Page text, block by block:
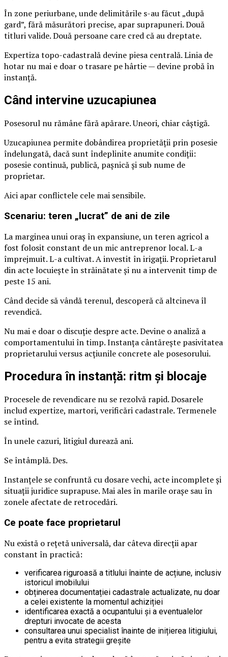
În zone periurbane, unde delimitările s-au făcut „după
gard”, fără măsurători precise, apar suprapuneri. Două
titluri valide. Două persoane care cred că au dreptate.
Expertiza topo-cadastrală devine piesa centrală. Linia de
hotar nu mai e doar o trasare pe hârtie — devine probă în
instanță.
Când intervine uzucapiunea
Posesorul nu rămâne fără apărare. Uneori, chiar câștigă.
Uzucapiunea permite dobândirea proprietății prin posesie
îndelungată, dacă sunt îndeplinite anumite condiții:
posesie continuă, publică, pașnică și sub nume de
proprietar.
Aici apar conflictele cele mai sensibile.
Scenariu: teren „lucrat” de ani de zile
La marginea unui oraș în expansiune, un teren agricol a
fost folosit constant de un mic antreprenor local. L-a
împrejmuit. L-a cultivat. A investit în irigații. Proprietarul
din acte locuiește în străinătate și nu a intervenit timp de
peste 15 ani.
Când decide să vândă terenul, descoperă că altcineva îl
revendică.
Nu mai e doar o discuție despre acte. Devine o analiză a
comportamentului în timp. Instanța cântărește pasivitatea
proprietarului versus acțiunile concrete ale posesorului.
Procedura în instanță: ritm și blocaje
Procesele de revendicare nu se rezolvă rapid. Dosarele
includ expertize, martori, verificări cadastrale. Termenele
se întind.
În unele cazuri, litigiul durează ani.
Se întâmplă. Des.
Instanțele se confruntă cu dosare vechi, acte incomplete și
situații juridice suprapuse. Mai ales în marile orașe sau în
zonele afectate de retrocedări.
Ce poate face proprietarul
Nu există o rețetă universală, dar câteva direcții apar
constant în practică:
verificarea riguroasă a titlului înainte de acțiune, inclusiv
istoricul imobilului
obținerea documentației cadastrale actualizate, nu doar
a celei existente la momentul achiziției
identificarea exactă a ocupantului și a eventualelor
drepturi invocate de acesta
consultarea unui specialist înainte de inițierea litigiului,
pentru a evita strategii greșite